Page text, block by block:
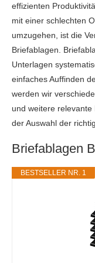
effizienten
mit einer schlechten
umzugehen, ist die
Briefablagen.
Unterlagen
einfaches Auffinden
werden wir
und weitere
der Auswahl der
Briefablagen
BESTSELLER NR. 1